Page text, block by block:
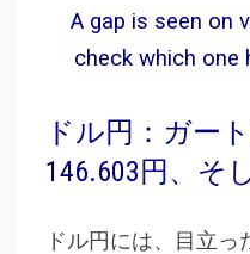
A gap is seen on
check which one
ドル円：ガー
146.603円、そ
ドル円には、目立